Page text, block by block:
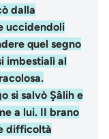
dalla
uccidendoli
quel segno
imbestialì al
si salvò Şâlih e
a lui. II brano
difficoltà